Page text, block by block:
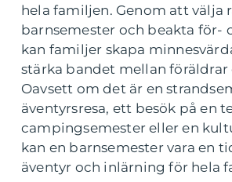
hela familjen. Genom att välja
barnsemester och beakta för-
kan familjer skapa
stärka bandet mellan föräldrar
Oavsett om det är en
äventyrsresa, ett besök på en
campingsemester eller en
kan en barnsemester vara en
äventyr och inlärning för hela